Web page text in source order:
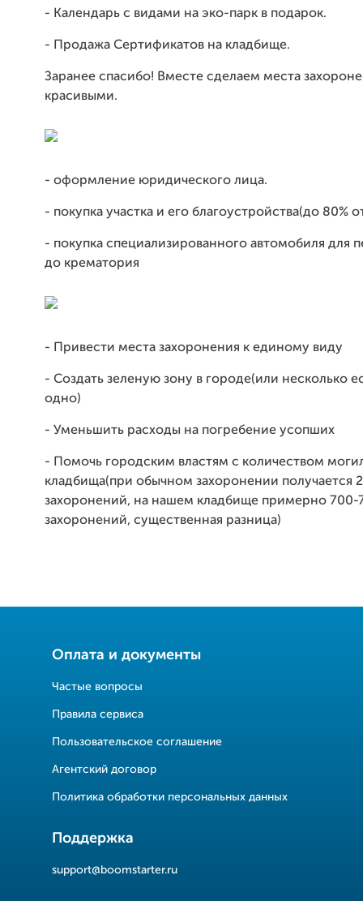
- Календарь с видами на эко-парк в подарок.
- Продажа Сертификатов на кладбище.
Заранее спасибо! Вместе сделаем места
красивыми.
- оформление юридического лица.
- покупка участка и его благоустройства(до 80%
- покупка специализированного автомобиля для
до крематория
- Привести места захоронения к единому виду
- Создать зеленую зону в городе(или несколько
одно)
- Уменьшить расходы на погребение усопших
- Помочь городским властям с количеством
кладбища(при обычном захоронении получается
захоронений, на нашем кладбище примерно 700-
захоронений, существенная разница)
Оплата и документы
Частые вопросы
Правила сервиса
Пользовательское соглашение
Агентский договор
Политика обработки персональных данных
Поддержка
support@boomstarter.ru